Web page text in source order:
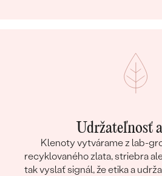
Udržateľnosť
Klenoty vytvárame z lab-
recyklovaného zlata, striebra
tak vyslať signál, že etika a